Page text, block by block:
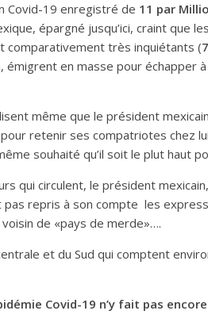
Covid-19 enregistré de 11 par
épargné jusqu’ici, craint que
comparativement très inquiétants (
émigrent en masse pour échapper
même que le président
retenir ses compatriotes chez
souhaité qu’il soit le plut haut
qui circulent, le président
pas repris à son compte les
de «pays de merde»….
et du Sud qui comptent
Covid-19 n’y fait pas